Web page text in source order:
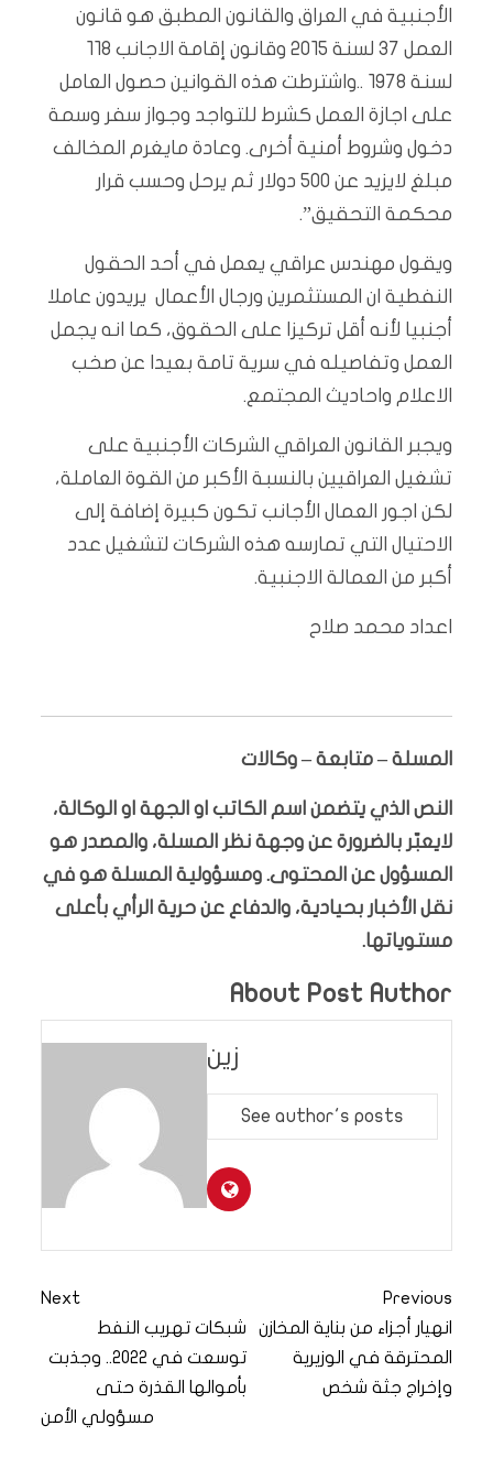
الأجنبية في العراق والقانون المطبق هو قانون
العمل ٣٧ لسنة ٢٠١٥ وقانون إقامة الاجانب ١١٨
لسنة ١٩٧٨ ..واشترطت هذه القوانين حصول العامل
على اجازة العمل كشرط للتواجد وجواز سفر وسمة
دخول وشروط أمنية أخرى. وعادة مايغرم المخالف
مبلغ لايزيد عن ٥٠٠ دولار ثم يرحل وحسب قرار
محكمة التحقيق”.
ويقول مهندس عراقي يعمل في أحد الحقول
النفطية ان المستثمرين ورجال الأعمال يريدون عاملا
أجنبيا لأنه أقل تركيزا على الحقوق، كما انه يجمل
العمل وتفاصيله في سرية تامة بعيدا عن صخب
الاعلام واحاديث المجتمع.
ويجبر القانون العراقي الشركات الأجنبية على
تشغيل العراقيين بالنسبة الأكبر من القوة العاملة،
لكن اجور العمال الأجانب تكون كبيرة إضافة إلى
الاحتيال التي تمارسه هذه الشركات لتشغيل عدد
أكبر من العمالة الاجنبية.
اعداد محمد صلاح
المسلة – متابعة – وكالات
النص الذي يتضمن اسم الكاتب او الجهة او الوكالة،
لايعبّر بالضرورة عن وجهة نظر المسلة، والمصدر هو
المسؤول عن المحتوى. ومسؤولية المسلة هو في
نقل الأخبار بحيادية، والدفاع عن حرية الرأي بأعلى
مستوياتها.
About Post Author
زين
See author's posts
Previous
انهيار أجزاء من بناية المخازن
المحترقة في الوزيرية
وإخراج جثة شخص
Next
شبكات تهريب النفط
توسعت في 2022.. وجذبت
بأموالها القذرة حتى
مسؤولي الأمن